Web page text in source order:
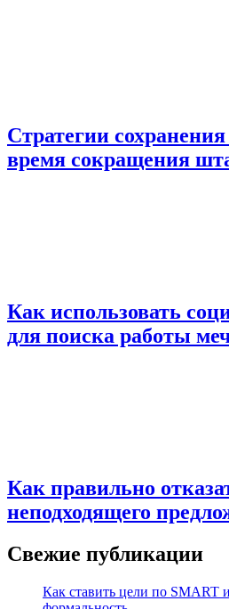
Стратегии
время сокращения
Как использовать
для поиска работы
Как правильно
неподходящего
Свежие публикации
Как ставить цели по SMART